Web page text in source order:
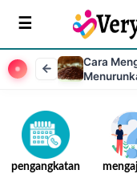
Cara
pengangkatan